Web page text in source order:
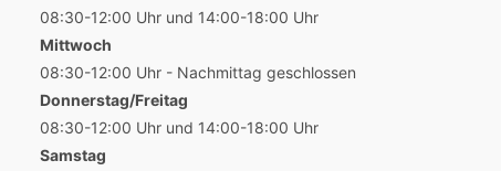
08:30-12:00 Uhr und 14:00-18:00 Uhr
Mittwoch
08:30-12:00 Uhr - Nachmittag geschlossen
Donnerstag/Freitag
08:30-12:00 Uhr und 14:00-18:00 Uhr
Samstag